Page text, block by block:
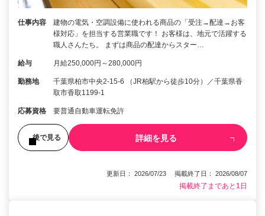
仕事内容
建物の電気・空調設備に使われる商品の「受注→配達→お客
様対応」を担当する営業職です！ お客様は、地元で活躍する
職人さんたち。 まずは商品の配達からスター…
給与 月給250,000円～280,000円
勤務地
千葉県柏市中央2-15-6 （JR柏駅から徒歩10分）／千葉県香
取市香取1199-1
応募資格 要普通自動車運転免許
後で見る 詳細を見る
更新日： 2026/07/23 掲載終了日： 2026/08/07
掲載終了まであと1日